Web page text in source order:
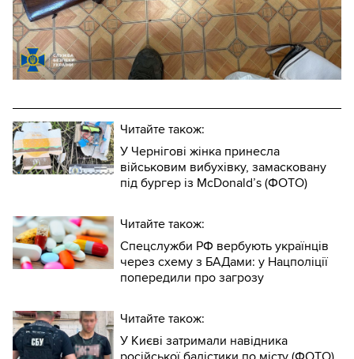
Читайте також:
У Чернігові жінка принесла
військовим вибухівку, замасковану
під бургер із McDonald’s (ФОТО)
Читайте також:
Спецслужби РФ вербують українців
через схему з БАДами: у Нацполіції
попередили про загрозу
Читайте також:
У Києві затримали навідника